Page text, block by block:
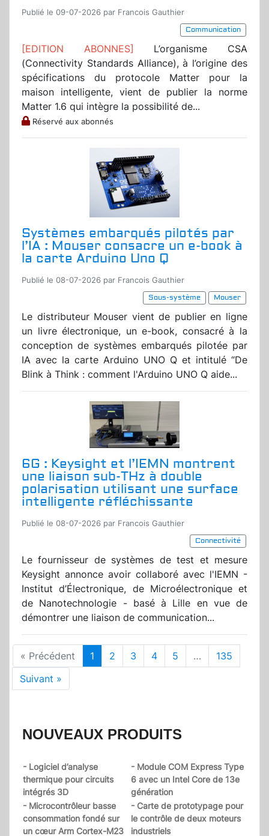
Publié le 09-07-2026 par Francois Gauthier
Communication
[EDITION ABONNES] L’organisme CSA
(Connectivity Standards Alliance), à l’origine des
spécifications du protocole Matter pour la
maison intelligente, vient de publier la norme
Matter 1.6 qui intègre la possibilité de...
Réservé aux abonnés
Systèmes embarqués pilotés par
l’IA : Mouser consacre un e-book à
la carte Arduino Uno Q
Publié le 08-07-2026 par Francois Gauthier
Sous-système
Mouser
Le distributeur Mouser vient de publier en ligne
un livre électronique, un e-book, consacré à la
conception de systèmes embarqués pilotée par
IA avec la carte Arduino UNO Q et intitulé “De
Blink à Think : comment l'Arduino UNO Q aide...
6G : Keysight et l’IEMN montrent
une liaison sub-THz à double
polarisation utilisant une surface
intelligente réfléchissante
Publié le 08-07-2026 par Francois Gauthier
Connectivité
Le fournisseur de systèmes de test et mesure
Keysight annonce avoir collaboré avec l'IEMN -
Institut d’Électronique, de Microélectronique et
de Nanotechnologie - basé à Lille en vue de
démontrer une liaison de communication...
« Précédent 1 2 3 4 5 …
135
Suivant »
NOUVEAUX PRODUITS
- Logiciel d’analyse
thermique pour circuits
intégrés 3D
- Module COM Express Type
6 avec un Intel Core de 13e
génération
- Microcontrôleur basse
consommation fondé sur
un cœur Arm Cortex-M23
- Carte de prototypage pour
le contrôle de deux moteurs
industriels